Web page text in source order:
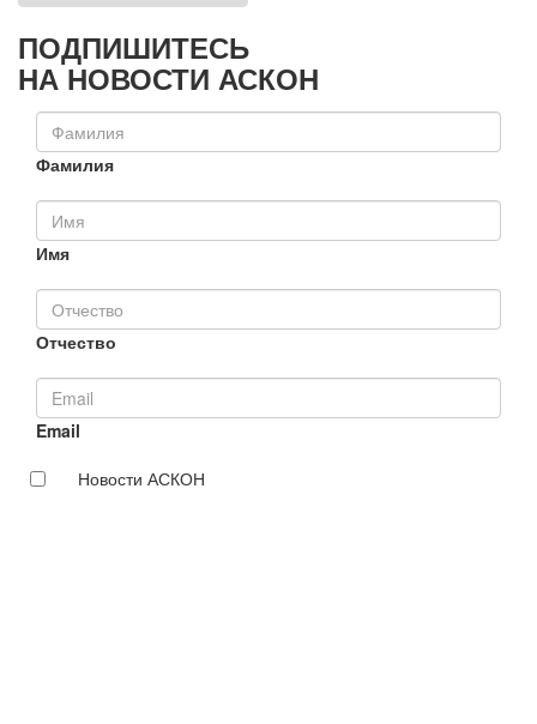
ПОДПИШИТЕСЬ
НА НОВОСТИ АСКОН
Фамилия
Имя
Отчество
Email
Новости АСКОН